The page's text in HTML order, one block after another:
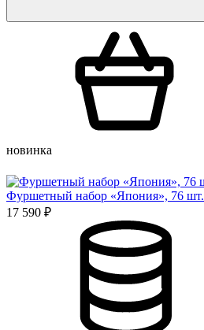
новинка
Фуршетный набор «Япония», 76 шт.
17 590 ₽